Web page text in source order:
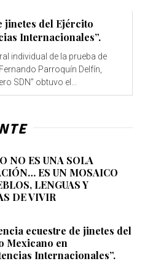
jinetes del Ejército
Internacionales”.
individual de la prueba de
Parroquín Delfín,
SDN” obtuvo el...
NO ES UNA SOLA
ES UN MOSAICO
LENGUAS Y
DE VIVIR
ecuestre de jinetes del
Mexicano en
Internacionales”.